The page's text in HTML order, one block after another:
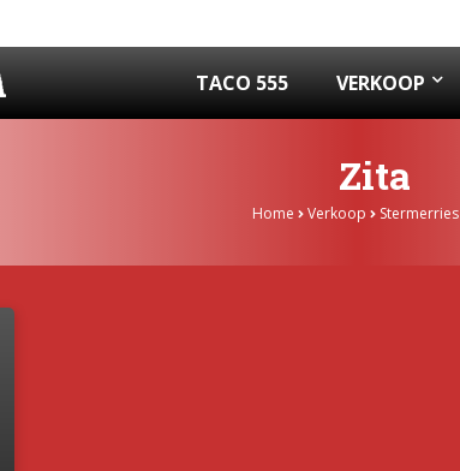
TACO 555 VERKOOP
Zita
Home Verkoop Stermerries